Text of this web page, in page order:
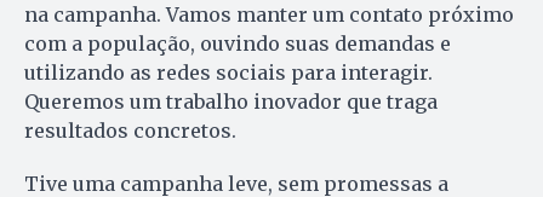
na campanha. Vamos manter um contato próximo
com a população, ouvindo suas demandas e
utilizando as redes sociais para interagir.
Queremos um trabalho inovador que traga
resultados concretos.
Tive uma campanha leve, sem promessas a